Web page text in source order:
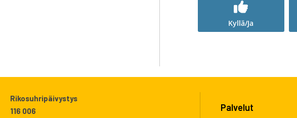
Kyllä/Ja
Rikosuhripäivystys
116 006
Palvelut